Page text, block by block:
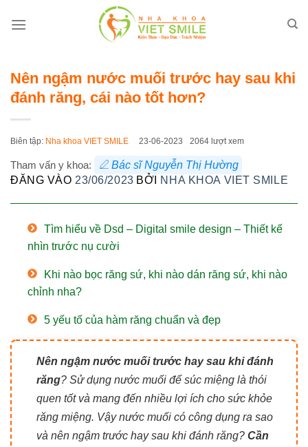
qua
Nên ngậm nước muối trước hay sau khi
đánh răng, cái nào tốt hơn?
Biên tập: Nha khoa VIET SMILE 23-06-2023 2064 lượt xem
Tham vấn y khoa:
Bác sĩ Nguyễn Thị Hường
ĐĂNG VÀO 23/06/2023 BỞI NHA KHOA VIET SMILE
Tìm hiểu về Dsd – Digital smile design – Thiết kế
nhìn trước nụ cười
Khi nào bọc răng sứ, khi nào dán răng sứ, khi nào
chỉnh nha?
5 yếu tố của hàm răng chuẩn và đẹp
Nên ngậm nước muối trước hay sau khi đánh
răng? Sử dụng nước muối để súc miệng là thói
quen tốt và mang đến nhiều lợi ích cho sức khỏe
răng miệng. Vậy nước muối có công dụng ra sao
và nên ngậm trước hay sau khi đánh răng? Cần